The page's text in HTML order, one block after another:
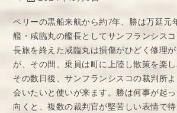
ペリーの黒船来航から約7年、勝は万延元
艦・咸臨丸の艦長としてサンフランシスコ
長旅を終えた咸臨丸は損傷がひどく修理
が、その間、乗員は町に上陸し散策を楽し
その数日後、サンフランシスコの裁判所
会いたいと使いが来ます。勝は何事が起
向くと、複数の裁判官が堅苦しい表情で待